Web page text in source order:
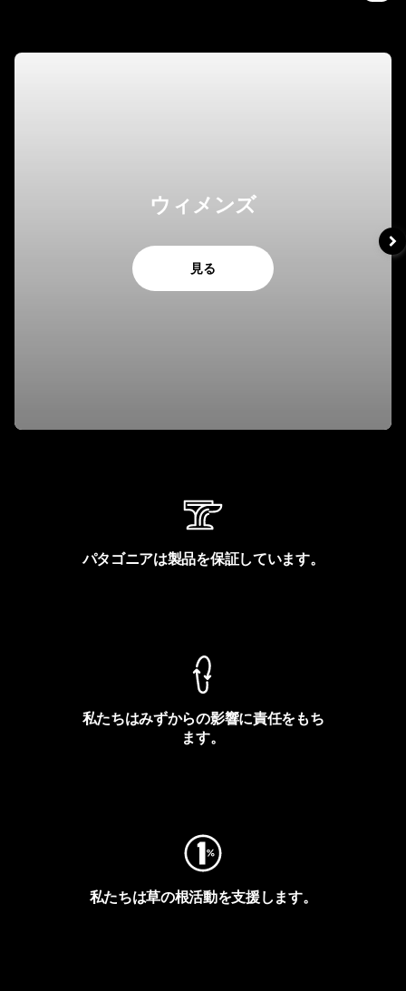
ウィメンズ
見る
パタゴニアは製品を保証しています。
私たちはみずからの影響に責任をもち
ます。
私たちは草の根活動を支援します。